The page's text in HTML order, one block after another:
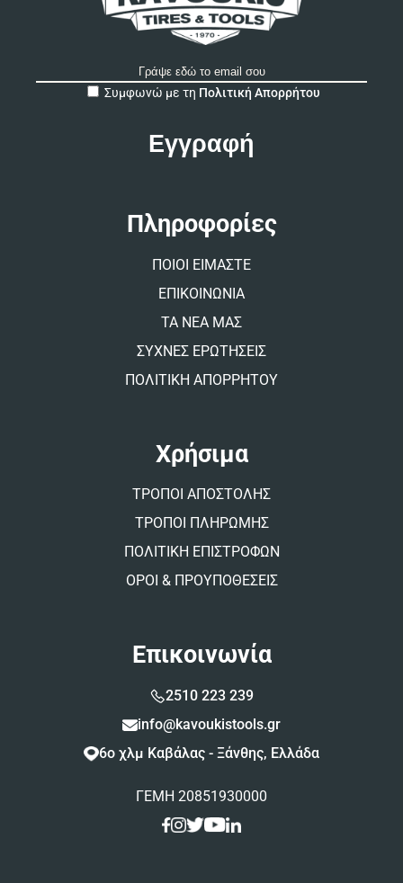
Συμφωνώ με τη Πολιτική Απορρήτου
Πληροφορίες
ΠΟΙΟΙ ΕΙΜΑΣΤΕ
ΕΠΙΚΟΙΝΩΝΙΑ
ΤΑ ΝΕΑ ΜΑΣ
ΣΥΧΝΕΣ ΕΡΩΤΗΣΕΙΣ
ΠΟΛΙΤΙΚΗ ΑΠΟΡΡΗΤΟΥ
Χρήσιμα
ΤΡΟΠΟΙ ΑΠΟΣΤΟΛΗΣ
ΤΡΟΠΟΙ ΠΛΗΡΩΜΗΣ
ΠΟΛΙΤΙΚΗ ΕΠΙΣΤΡΟΦΩΝ
ΟΡΟΙ & ΠΡΟΥΠΟΘΕΣΕΙΣ
Επικοινωνία
2510 223 239
info@kavoukistools.gr
6ο χλμ Καβάλας - Ξάνθης, Ελλάδα
ΓΕΜΗ 20851930000